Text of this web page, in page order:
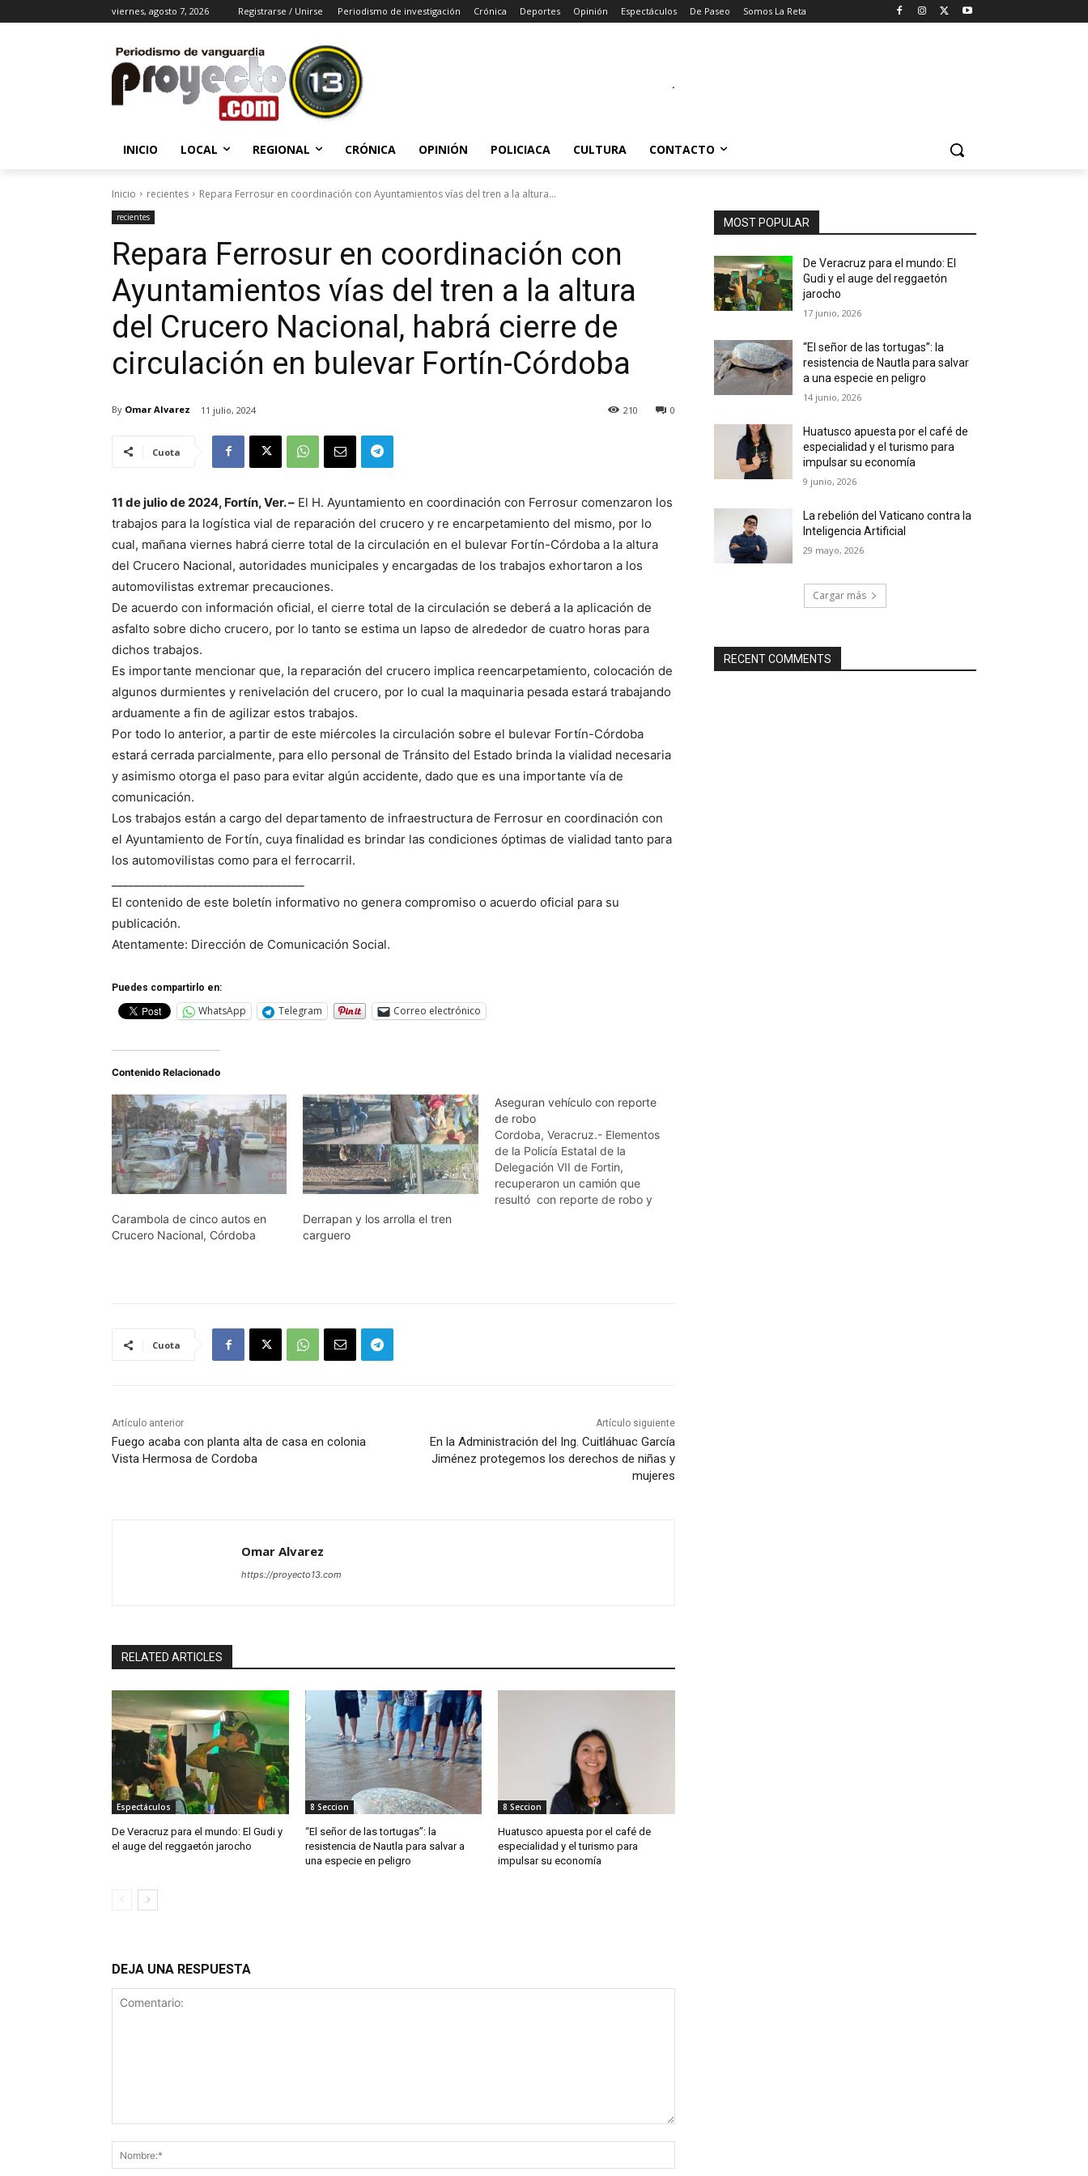
viernes, agosto 7, 2026 Registrarse / Unirse Periodismo de investigación Crónica Deportes Opinión Espectáculos De Paseo Somos La Reta
.
INICIO LOCAL REGIONAL CRÓNICA OPINIÓN POLICIACA CULTURA CONTACTO
Inicio recientes Repara Ferrosur en coordinación con Ayuntamientos vías del tren a la altura...
recientes
Repara Ferrosur en coordinación con
Ayuntamientos vías del tren a la altura
del Crucero Nacional, habrá cierre de
circulación en bulevar Fortín-Córdoba
By Omar Alvarez 11 julio, 2024 0
210
Cuota
11 de julio de 2024, Fortín, Ver. – El H. Ayuntamiento en coordinación con Ferrosur comenzaron los
trabajos para la logística vial de reparación del crucero y re encarpetamiento del mismo, por lo
cual, mañana viernes habrá cierre total de la circulación en el bulevar Fortín-Córdoba a la altura
del Crucero Nacional, autoridades municipales y encargadas de los trabajos exhortaron a los
automovilistas extremar precauciones.
De acuerdo con información oficial, el cierre total de la circulación se deberá a la aplicación de
asfalto sobre dicho crucero, por lo tanto se estima un lapso de alrededor de cuatro horas para
dichos trabajos.
Es importante mencionar que, la reparación del crucero implica reencarpetamiento, colocación de
algunos durmientes y renivelación del crucero, por lo cual la maquinaria pesada estará trabajando
arduamente a fin de agilizar estos trabajos.
Por todo lo anterior, a partir de este miércoles la circulación sobre el bulevar Fortín-Córdoba
estará cerrada parcialmente, para ello personal de Tránsito del Estado brinda la vialidad necesaria
y asimismo otorga el paso para evitar algún accidente, dado que es una importante vía de
comunicación.
Los trabajos están a cargo del departamento de infraestructura de Ferrosur en coordinación con
el Ayuntamiento de Fortín, cuya finalidad es brindar las condiciones óptimas de vialidad tanto para
los automovilistas como para el ferrocarril.
El contenido de este boletín informativo no genera compromiso o acuerdo oficial para su
publicación.
Atentamente: Dirección de Comunicación Social.
Puedes compartirlo en:
WhatsApp Telegram Correo electrónico
Contenido Relacionado
Carambola de cinco autos en
Crucero Nacional, Córdoba
Derrapan y los arrolla el tren
carguero
Aseguran vehículo con reporte
de robo
Cordoba, Veracruz.- Elementos
de la Policía Estatal de la
Delegación VII de Fortin,
recuperaron un camión que
resultó con reporte de robo y
Cuota
Artículo anterior
Fuego acaba con planta alta de casa en colonia
Vista Hermosa de Cordoba
Artículo siguiente
En la Administración del Ing. Cuitláhuac García
Jiménez protegemos los derechos de niñas y
mujeres
Omar Alvarez
https://proyecto13.com
RELATED ARTICLES
Espectáculos
De Veracruz para el mundo: El Gudi y
el auge del reggaetón jarocho
8 Seccion
“El señor de las tortugas”: la
resistencia de Nautla para salvar a
una especie en peligro
8 Seccion
Huatusco apuesta por el café de
especialidad y el turismo para
impulsar su economía
DEJA UNA RESPUESTA
MOST POPULAR
De Veracruz para el mundo: El
Gudi y el auge del reggaetón
jarocho
17 junio, 2026
“El señor de las tortugas”: la
resistencia de Nautla para salvar
a una especie en peligro
14 junio, 2026
Huatusco apuesta por el café de
especialidad y el turismo para
impulsar su economía
9 junio, 2026
La rebelión del Vaticano contra la
Inteligencia Artificial
29 mayo, 2026
Cargar más
RECENT COMMENTS